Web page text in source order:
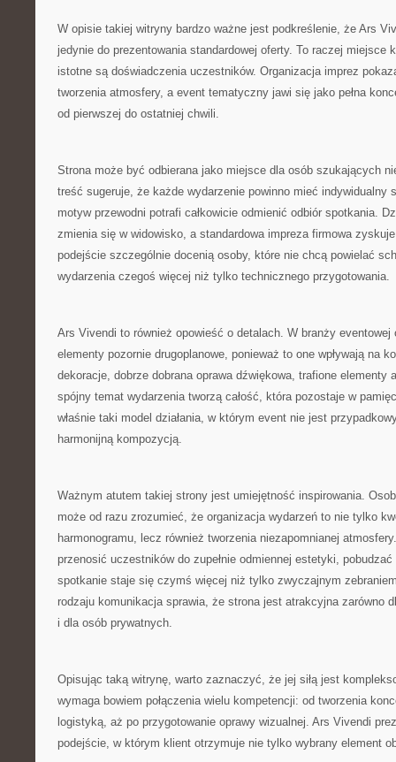
W opisie takiej witryny bardzo ważne jest podkreślenie, że Ars
jedynie do prezentowania standardowej oferty. To raczej miejsce
istotne są doświadczenia uczestników. Organizacja imprez
tworzenia atmosfery, a event tematyczny jawi się jako pełna
od pierwszej do ostatniej chwili.
Strona może być odbierana jako miejsce dla osób szukających
treść sugeruje, że każde wydarzenie powinno mieć indywidualny
motyw przewodni potrafi całkowicie odmienić odbiór spotkania.
zmienia się w widowisko, a standardowa impreza firmowa
podejście szczególnie docenią osoby, które nie chcą powielać
wydarzenia czegoś więcej niż tylko technicznego przygotowania.
Ars Vivendi to również opowieść o detalach. W branży eventowej
elementy pozornie drugoplanowe, ponieważ to one wpływają na
dekoracje, dobrze dobrana oprawa dźwiękowa, trafione elementy
spójny temat wydarzenia tworzą całość, która pozostaje w
właśnie taki model działania, w którym event nie jest
harmonijną kompozycją.
Ważnym atutem takiej strony jest umiejętność inspirowania.
może od razu zrozumieć, że organizacja wydarzeń to nie tylko
harmonogramu, lecz również tworzenia niezapomnianej
przenosić uczestników do zupełnie odmiennej estetyki,
spotkanie staje się czymś więcej niż tylko zwyczajnym
rodzaju komunikacja sprawia, że strona jest atrakcyjna zarówno
i dla osób prywatnych.
Opisując taką witrynę, warto zaznaczyć, że jej siłą jest
wymaga bowiem połączenia wielu kompetencji: od tworzenia
logistyką, aż po przygotowanie oprawy wizualnej. Ars Vivendi
podejście, w którym klient otrzymuje nie tylko wybrany element